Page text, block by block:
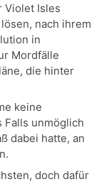
Violet Isles
nach ihrem
in
Mordfälle
die hinter
keine
Falls unmöglich
dabei hatte, an
doch dafür